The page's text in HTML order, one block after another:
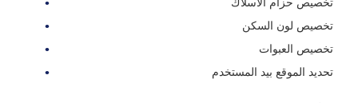
تخصيص لون السكن
تخصيص العبوات
تحديد الموقع بيد المستخدم